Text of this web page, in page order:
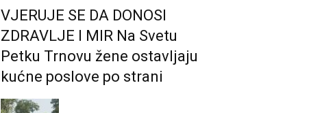
VJERUJE SE DA DONOSI
ZDRAVLJE I MIR Na Svetu
Petku Trnovu žene ostavljaju
kućne poslove po strani